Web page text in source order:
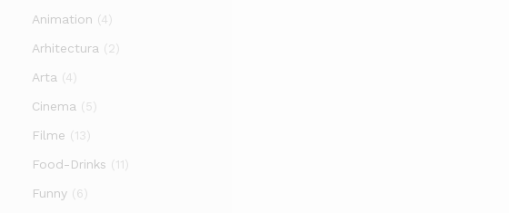
Animation (4)
Arhitectura (2)
Arta (4)
Cinema (5)
Filme (13)
Food-Drinks (11)
Funny (6)